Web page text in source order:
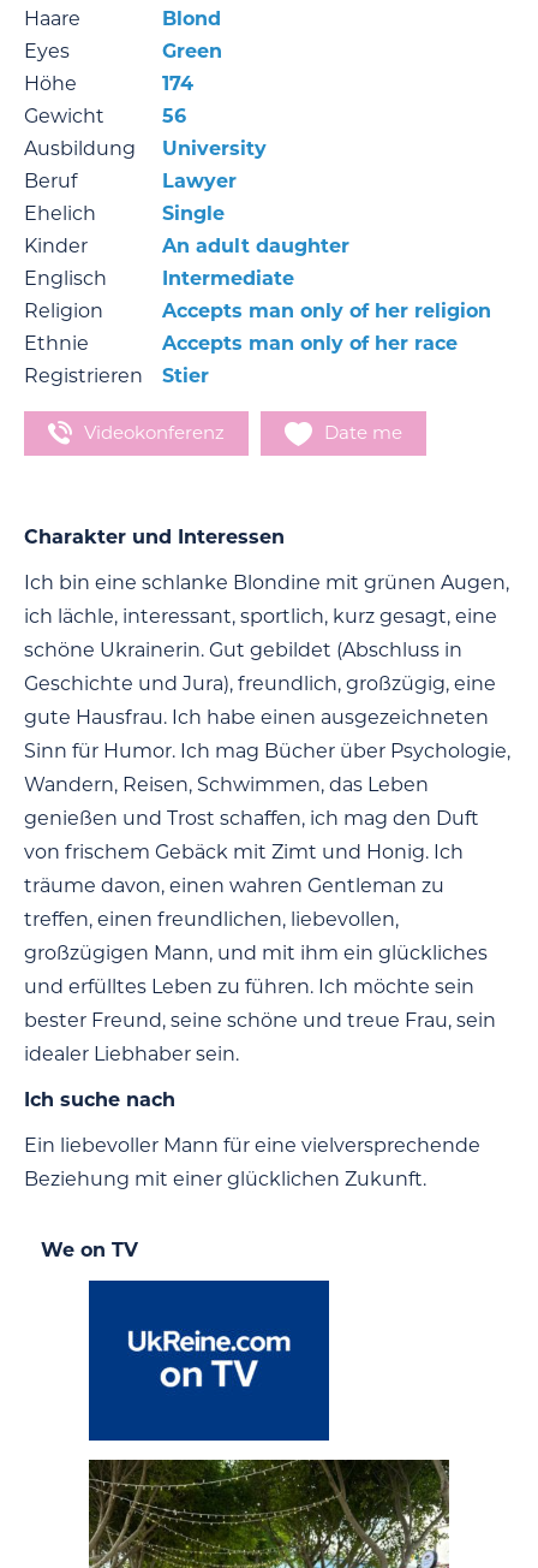
Haare
Blond
Eyes
Green
Höhe
174
Gewicht
56
Ausbildung
University
Beruf
Lawyer
Ehelich
Single
Kinder
An adult daughter
Englisch
Intermediate
Religion
Accepts man only of her religion
Ethnie
Accepts man only of her race
Registrieren
Stier
Videokonferenz Date me
Charakter und Interessen
Ich bin eine schlanke Blondine mit grünen Augen,
ich lächle, interessant, sportlich, kurz gesagt, eine
schöne Ukrainerin. Gut gebildet (Abschluss in
Geschichte und Jura), freundlich, großzügig, eine
gute Hausfrau. Ich habe einen ausgezeichneten
Sinn für Humor. Ich mag Bücher über Psychologie,
Wandern, Reisen, Schwimmen, das Leben
genießen und Trost schaffen, ich mag den Duft
von frischem Gebäck mit Zimt und Honig. Ich
träume davon, einen wahren Gentleman zu
treffen, einen freundlichen, liebevollen,
großzügigen Mann, und mit ihm ein glückliches
und erfülltes Leben zu führen. Ich möchte sein
bester Freund, seine schöne und treue Frau, sein
idealer Liebhaber sein.
Ich suche nach
Ein liebevoller Mann für eine vielversprechende
Beziehung mit einer glücklichen Zukunft.
We on TV